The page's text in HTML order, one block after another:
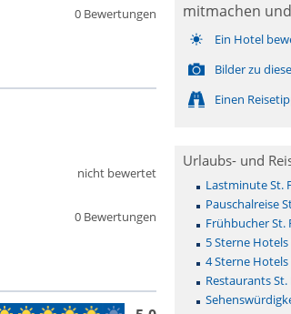
0 Bewertungen
0 Bewertungen
nicht bewertet
mitmachen
Ein Hotel
Bilder zu
Einen
Urlaubs- und
Lastminute St.
Pauschalreise
Frühbucher St.
5 Sterne Hotels
4 Sterne Hotels
Restaurants St.